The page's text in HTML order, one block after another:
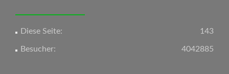
143
Diese Seite:
4042885
Besucher: